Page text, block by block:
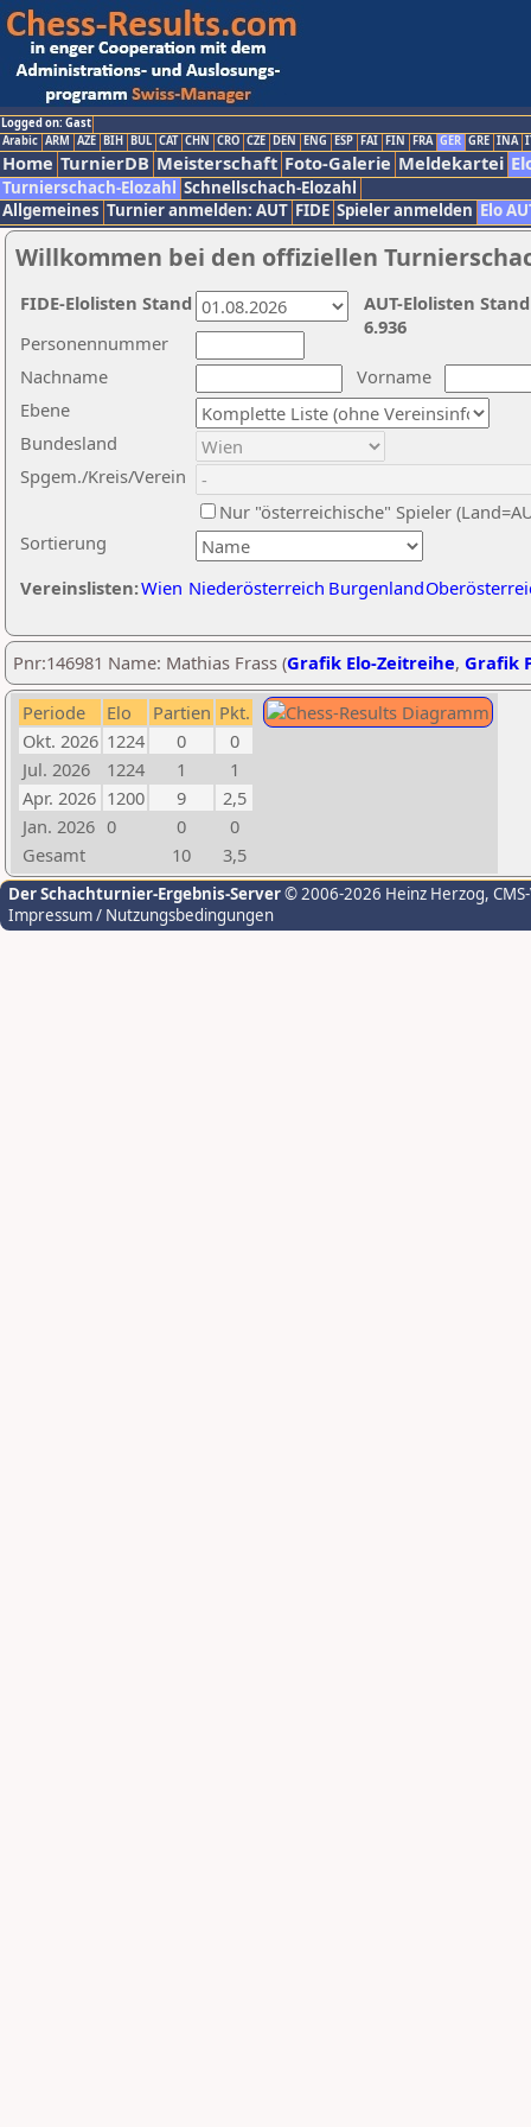
Logged on: Gast
Arabic ARM AZE BIH BUL CAT CHN CRO CZE DEN ENG ESP FAI FIN FRA GER GRE INA
Home TurnierDB Meisterschaft Foto-Galerie Meldekartei
Turnierschach-Elozahl Schnellschach-Elozahl
Allgemeines Turnier anmelden: AUT FIDE Spieler anmelden Elo
Willkommen bei den offiziellen
Nachname
Vorname
Ebene
Sortierung
Personennummer
Bundesland
Spgem./Kreis/Verein
Nur "österreichische" Spieler
Vereinslisten:Wien Niederösterreich Burgenland
AUT-Elolisten
6.936
FIDE-Elolisten Stand
Pnr:146981 Name: Mathias Frass (Grafik Elo-Zeitreihe, Grafik
Periode Elo Partien Pkt.
Okt. 2026 1224 0
0
Jul. 2026
1224 1
1
Apr. 2026 1200 9
2,5
Jan. 2026 0 0
0
Gesamt
10 3,5
Der Schachturnier-Ergebnis-Server© 2006-2026 Heinz Herzog,
Impressum / Nutzungsbedingungen